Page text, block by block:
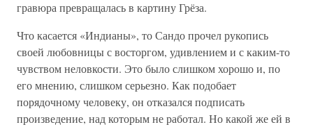
гравюра превращалась в картину Грёза.
Что касается «Индианы», то Сандо прочел рукопись
своей любовницы с восторгом, удивлением и с каким-то
чувством неловкости. Это было слишком хорошо и, по
его мнению, слишком серьезно. Как подобает
порядочному человеку, он отказался подписать
произведение, над которым не работал. Но какой же ей в